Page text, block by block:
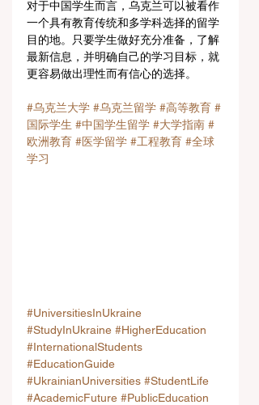
对于中国学生而言，乌克兰可以被看作
一个具有教育传统和多学科选择的留学
目的地。只要学生做好充分准备，了解
最新信息，并明确自己的学习目标，就
更容易做出理性而有信心的选择。
#乌克兰大学 #乌克兰留学 #高等教育 #
国际学生 #中国学生留学 #大学指南 #
欧洲教育 #医学留学 #工程教育 #全球
学习
#UniversitiesInUkraine
#StudyInUkraine #HigherEducation
#InternationalStudents
#EducationGuide
#UkrainianUniversities #StudentLife
#AcademicFuture #PublicEducation